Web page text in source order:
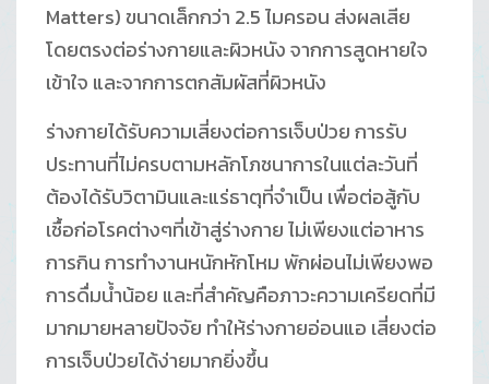
Matters) ขนาดเล็กกว่า 2.5 ไมครอน ส่งผลเสีย
โดยตรงต่อร่างกายและผิวหนัง จากการสูดหายใจ
เข้าใจ และจากการตกสัมผัสที่ผิวหนัง
ร่างกายได้รับความเสี่ยงต่อการเจ็บป่วย การรับ
ประทานที่ไม่ครบตามหลักโภชนาการในแต่ละวันที่
ต้องได้รับวิตามินและแร่ธาตุที่จำเป็น เพื่อต่อสู้กับ
เชื้อก่อโรคต่างๆที่เข้าสู่ร่างกาย ไม่เพียงแต่อาหาร
การกิน การทำงานหนักหักโหม พักผ่อนไม่เพียงพอ
การดื่มน้ำน้อย และที่สำคัญคือภาวะความเครียดที่มี
มากมายหลายปัจจัย ทำให้ร่างกายอ่อนแอ เสี่ยงต่อ
การเจ็บป่วยได้ง่ายมากยิ่งขึ้น